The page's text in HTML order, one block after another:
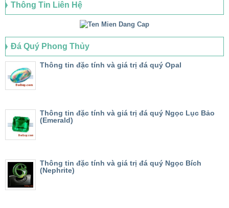
Thông Tin Liên Hệ
Đá Quý Phong Thủy
Thông tin đặc tính và giá trị đá quý Opal
Thông tin đặc tính và giá trị đá quý Ngọc Lục Bảo
(Emerald)
Thông tin đặc tính và giá trị đá quý Ngọc Bích
(Nephrite)